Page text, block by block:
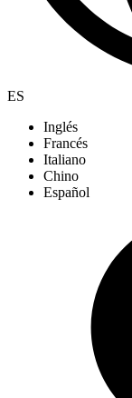
ES
Inglés
Francés
Italiano
Chino
Español